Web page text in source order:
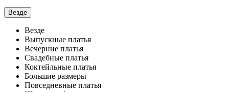
Везде
Везде
Выпускные платья
Вечерние платья
Свадебные платья
Коктейльные платья
Большие размеры
Повседневные платья